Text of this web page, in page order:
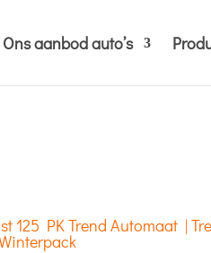
Ons aanbod auto’s
125 PK Trend Automaat |